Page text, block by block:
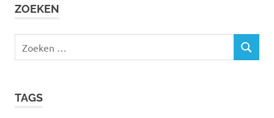
ZOEKEN
e
Z
TAGS